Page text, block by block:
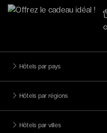
Hôtels par pays
Hôtels par régions
Hôtels par villes